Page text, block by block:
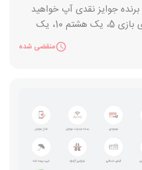
جوایز نقدی آپ خواهید
شد. برای مرحله گروهی هری بازی 5، یک هشتم 10، یک
چهارم 20، نیمه نهایی 40 و فینال 100 میلیون تومان در نظر
که نتیجه را دقیق پیش بینی
منوی سمت راست برنامه
مشتریان کلیک نمایید. اگر این
فشردن دکمه «مشاهده» و ورود
منقضی شده